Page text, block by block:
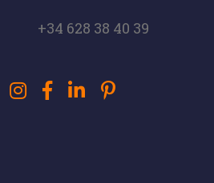
+34 628 38 40 39